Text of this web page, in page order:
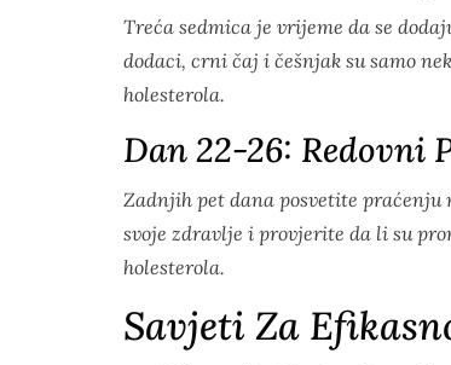
Treća sedmica je vrijeme da se
dodaci, crni čaj i češnjak su samo
holesterola.
Dan 22-26: Redovni
Zadnjih pet dana posvetite praćenju
svoje zdravlje i provjerite da li su
holesterola.
Savjeti Za